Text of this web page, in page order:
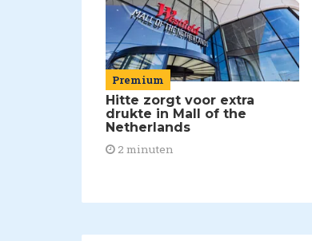
Premium
Hitte zorgt voor extra
drukte in Mall of the
Netherlands
2 minuten